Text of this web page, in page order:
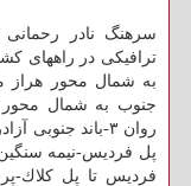
سرهنگ نادر رحمانی
جنوب به شمال
روان ۳-باند
فردیس تا پل كلاك-